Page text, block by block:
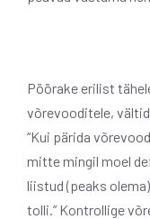
Pöörake erilist
võrevooditele,
“Kui pärida
mitte mingil moel
liistud (peaks
tolli.” Kontrollige